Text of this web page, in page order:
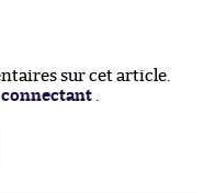
sur cet article.
connectant